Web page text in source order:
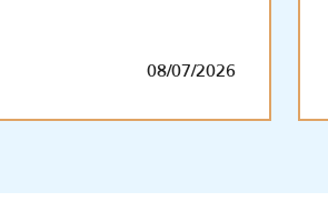
08/07/2026